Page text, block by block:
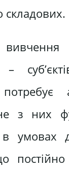
складових.
–
з них
умовах